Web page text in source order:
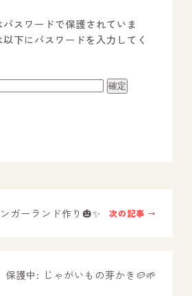
業所
業所
スワードで保護されていま
下にパスワードを入力してく
次の記事 →
ガーランド作り🎃✨
保護中: じゃがいもの芽かき🥔🌱